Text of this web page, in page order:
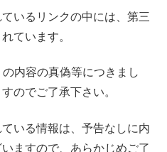
いるリンクの中には、第三
ています。
内容の真偽等につきまし
のでご了承下さい。
いる情報は、予告なしに内
ますので、あらかじめご了